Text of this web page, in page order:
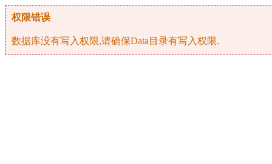
权限错误
数据库没有写入权限,请确保Data目录有写入权限.